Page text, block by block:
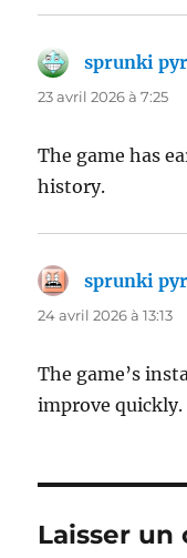
sprunki
23 avril 2026 à 7:25
The game has
history.
sprunki
24 avril 2026 à 13:13
The game’s
improve quickly.
Laisser